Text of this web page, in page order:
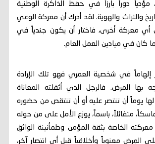
مؤدياً دوراً بارزاً في حفظ الذاكرة الوطنية
والتراث والهوية. لقد أدرك أن معركة الوعي
أي معركة أخرى، فاختار أن يكون جندياً في
كان في ميادين العمل العام.
إلهاماً في شخصية العمري فهو تلك الإرادة
بها المرض. فالرجل الذي أثقلته المعاناة
يوماً أن تنتصر عليه أو أن تنتقص من حضوره
متفائلاً، باسماً، يوزع الأمل على من حوله
الخاصة بثقة المؤمن وطمأنينة الواثق
المرض معنوياً وأخلاقياً قبل أي انتصار آخر،